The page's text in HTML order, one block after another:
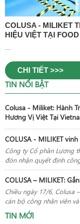
COLUSA - MILIKET
HIỆU VIỆT TẠI
CHI TIẾT >>>
TIN NỔI BẬT
Colusa - Miliket: Hành
Hương Vị Việt Tại
COLUSA - MILIKET
Công ty Cổ phần Lương
đón nhận quyết định
tự” năm 2024 do Chủ
COLUSA – MILIKET:
Chiều ngày 17/6, Colusa
cán bộ công nhân viên
TIN MỚI